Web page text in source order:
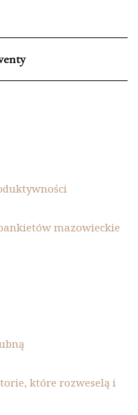
mazowieckie
które rozweselą i